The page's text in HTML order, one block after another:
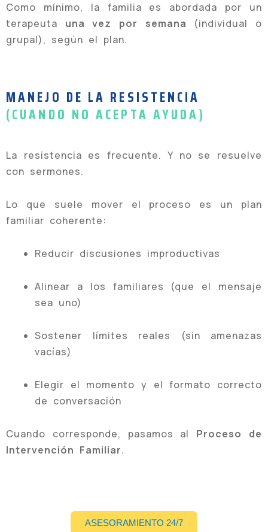
Como mínimo, la familia es abordada por un
terapeuta una vez por semana (individual o
grupal), según el plan.
MANEJO DE LA RESISTENCIA
(CUANDO NO ACEPTA AYUDA)
La resistencia es frecuente. Y no se resuelve
con sermones.
Lo que suele mover el proceso es un plan
familiar coherente:
Reducir discusiones improductivas
Alinear a los familiares (que el mensaje
sea uno)
Sostener límites reales (sin amenazas
vacías)
Elegir el momento y el formato correcto
de conversación
Cuando corresponde, pasamos al Proceso de
Intervención Familiar.
ASESORAMIENTO 24/7